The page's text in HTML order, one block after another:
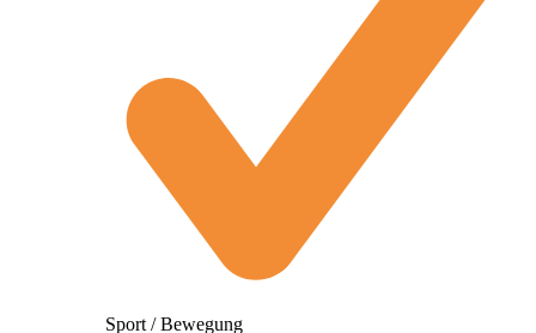
Sport / Bewegung